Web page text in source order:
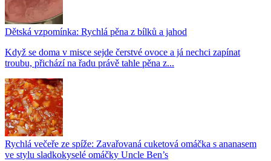
Dětská vzpomínka: Rychlá pěna z bílků a jahod
Když se doma v misce sejde čerstvé ovoce a já nechci zapínat
troubu, přichází na řadu právě tahle pěna z...
Rychlá večeře ze spíže: Zavařovaná cuketová omáčka s ananasem
ve stylu sladkokyselé omáčky Uncle Ben’s